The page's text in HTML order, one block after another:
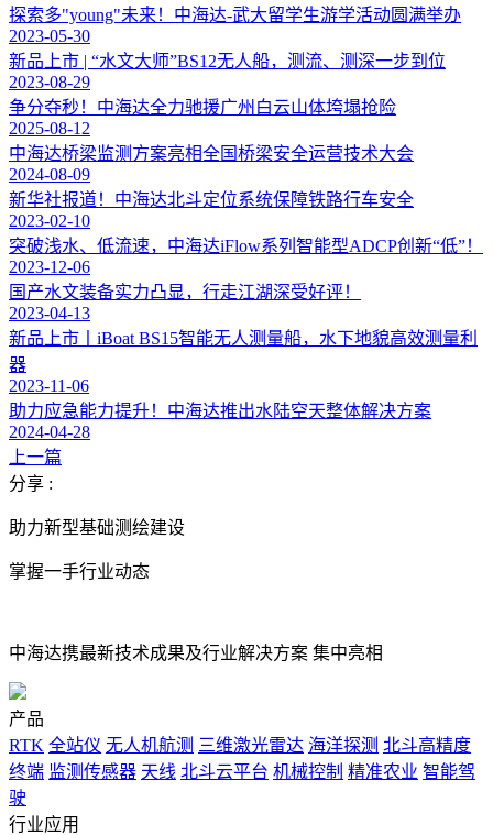
探索多"young"未来！中海达-武大留学生游学活动圆满举办
2023-05-30
新品上市 | “水文大师”BS12无人船，测流、测深一步到位
2023-08-29
争分夺秒！中海达全力驰援广州白云山体垮塌抢险
2025-08-12
中海达桥梁监测方案亮相全国桥梁安全运营技术大会
2024-08-09
新华社报道！中海达北斗定位系统保障铁路行车安全
2023-02-10
突破浅水、低流速，中海达iFlow系列智能型ADCP创新“低”！
2023-12-06
国产水文装备实力凸显，行走江湖深受好评！
2023-04-13
新品上市丨iBoat BS15智能无人测量船，水下地貌高效测量利
器
2023-11-06
助力应急能力提升！中海达推出水陆空天整体解决方案
2024-04-28
上一篇
分享 :
助力新型基础测绘建设
掌握一手行业动态
中海达携最新技术成果及行业解决方案 集中亮相
产品
RTK 全站仪 无人机航测 三维激光雷达 海洋探测 北斗高精度
终端 监测传感器 天线 北斗云平台 机械控制 精准农业 智能驾
驶
行业应用